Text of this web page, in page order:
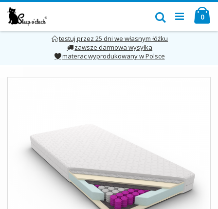
testuj przez 25 dni we własnym łóżku
zawsze darmowa wysyłka
materac wyprodukowany w Polsce
Przejdź
do
treści
0
Szukaj